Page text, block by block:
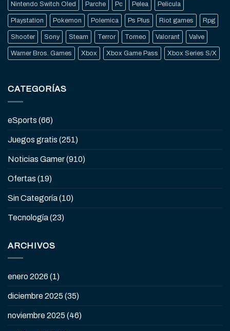
Nintendo Switch Oled Parche Pc Pelea Pelicula
Playstation Pokemon Polemica Ps Plus Riot games Rpg
Shooter Sony Steam Terror Torneo Valorant Valve
Warner Bros. Games Xbox Xbox Game Pass Xbox Series S/X
CATEGORÍAS
eSports (66)
Juegos gratis (251)
Noticias Gamer(910)
Ofertas (19)
Sin Categoría(10)
Tecnología(23)
ARCHIVOS
enero 2026 (1)
diciembre 2025 (35)
noviembre 2025 (46)